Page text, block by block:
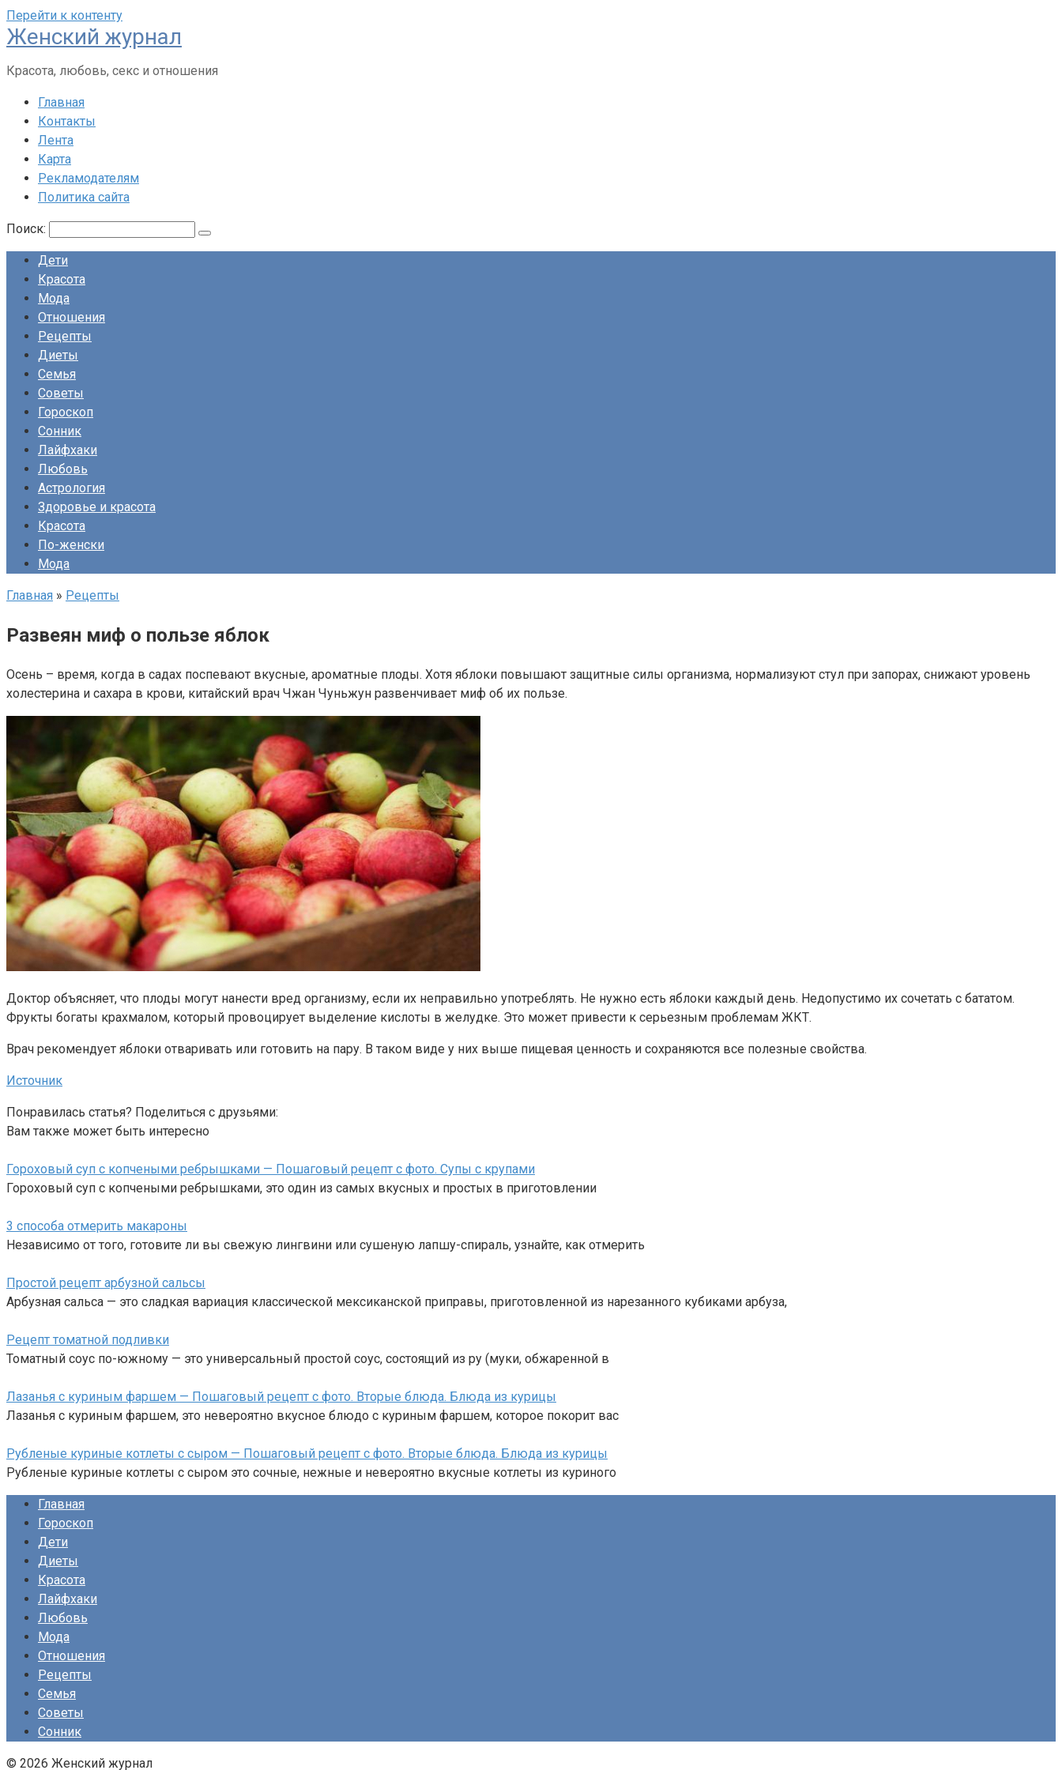
Перейти к контенту
Женский журнал
Красота, любовь, секс и отношения
Главная
Контакты
Лента
Карта
Рекламодателям
Политика сайта
Поиск:
Дети
Красота
Мода
Отношения
Рецепты
Диеты
Семья
Советы
Гороскоп
Сонник
Лайфхаки
Любовь
Астрология
Здоровье и красота
Красота
По-женски
Мода
Главная » Рецепты
Развеян миф о пользе яблок
Осень – время, когда в садах поспевают вкусные, ароматные плоды. Хотя яблоки повышают защитные силы организма, нормализуют стул при запорах, снижают уровень
холестерина и сахара в крови, китайский врач Чжан Чуньжун развенчивает миф об их пользе.
Доктор объясняет, что плоды могут нанести вред организму, если их неправильно употреблять. Не нужно есть яблоки каждый день. Недопустимо их сочетать с бататом.
Фрукты богаты крахмалом, который провоцирует выделение кислоты в желудке. Это может привести к серьезным проблемам ЖКТ.
Врач рекомендует яблоки отваривать или готовить на пару. В таком виде у них выше пищевая ценность и сохраняются все полезные свойства.
Источник
Понравилась статья? Поделиться с друзьями:
Вам также может быть интересно
Гороховый суп с копчеными ребрышками — Пошаговый рецепт с фото. Супы с крупами
Гороховый суп с копчеными ребрышками, это один из самых вкусных и простых в приготовлении
3 способа отмерить макароны
Независимо от того, готовите ли вы свежую лингвини или сушеную лапшу-спираль, узнайте, как отмерить
Простой рецепт арбузной сальсы
Арбузная сальса — это сладкая вариация классической мексиканской приправы, приготовленной из нарезанного кубиками арбуза,
Рецепт томатной подливки
Томатный соус по-южному — это универсальный простой соус, состоящий из ру (муки, обжаренной в
Лазанья с куриным фаршем — Пошаговый рецепт с фото. Вторые блюда. Блюда из курицы
Лазанья с куриным фаршем, это невероятно вкусное блюдо с куриным фаршем, которое покорит вас
Рубленые куриные котлеты с сыром — Пошаговый рецепт с фото. Вторые блюда. Блюда из курицы
Рубленые куриные котлеты с сыром это сочные, нежные и невероятно вкусные котлеты из куриного
Главная
Гороскоп
Дети
Диеты
Красота
Лайфхаки
Любовь
Мода
Отношения
Рецепты
Семья
Советы
Сонник
© 2026 Женский журнал